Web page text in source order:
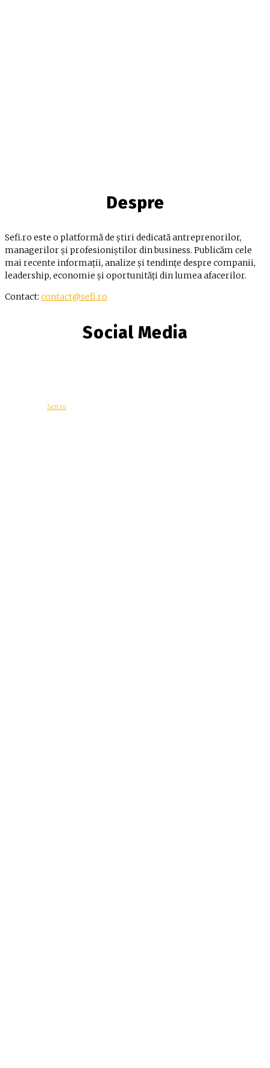
Despre
Sefi.ro este o platformă de știri dedicată antreprenorilor,
managerilor și profesioniștilor din business. Publicăm cele
mai recente informații, analize și tendințe despre companii,
leadership, economie și oportunități din lumea afacerilor.
Contact: contact@sefi.ro
Social Media
Sefi.ro